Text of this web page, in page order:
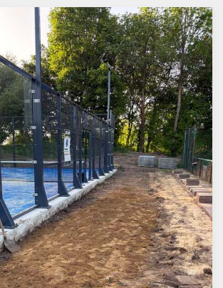
man bald wieder Padel spielen kann
sobald der Platz freigegeben ist.